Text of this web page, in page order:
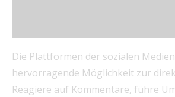
Die Plattformen der sozialen
hervorragende Möglichkeit zur
Reagiere auf Kommentare, führe